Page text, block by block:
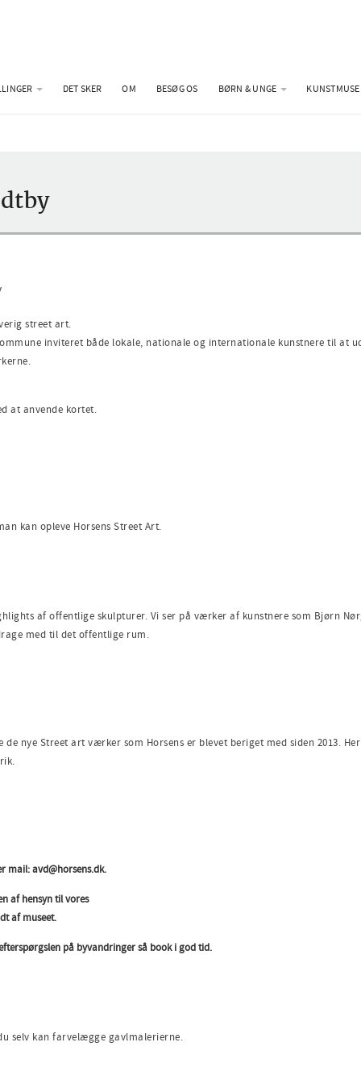
DET SKER OM BESØG OS BØRN & UNGE
street art.
inviteret både lokale, nationale og internationale kunstnere til at
at anvende kortet.
kan opleve Horsens Street Art.
af offentlige skulpturer. Vi ser på værker af kunstnere som Bjørn
med til det offentlige rum.
nye Street art værker som Horsens er blevet beriget med siden 2013.
mail: avd@horsens.dk.
af hensyn til vores
af museet.
på byvandringer så book i god tid.
selv kan farvelægge gavlmalerierne.